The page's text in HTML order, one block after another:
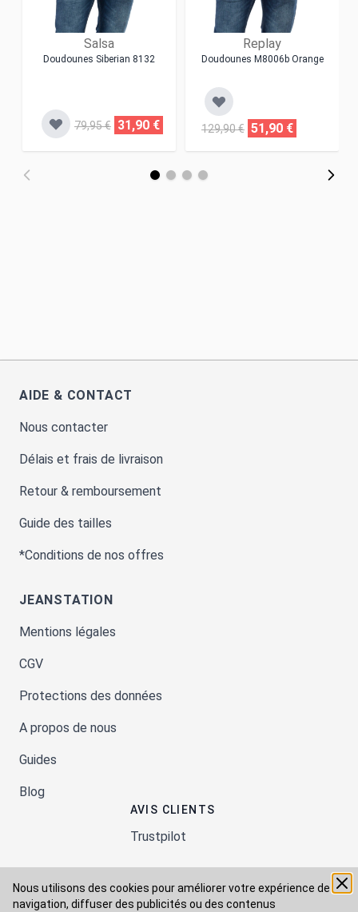
Nous utilisons des cookies pour améliorer votre expérience de
navigation, diffuser des publicités ou des contenus
Salsa
Doudounes Siberian 8132
79,95 € 31,90 €
Replay
Doudounes M8006b Orange
129,90 € 51,90 €
AIDE & CONTACT
Nous contacter
Délais et frais de livraison
Retour & remboursement
Guide des tailles
*Conditions de nos offres
JEANSTATION
Mentions légales
CGV
Protections des données
A propos de nous
Guides
Blog
AVIS CLIENTS
Trustpilot
Moyens de paiement